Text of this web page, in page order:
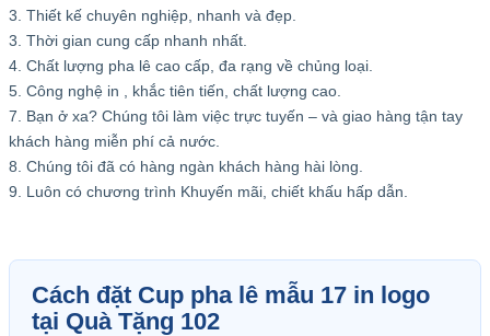
3. Thiết kế chuyên nghiệp, nhanh và đẹp.
3. Thời gian cung cấp nhanh nhất.
4. Chất lượng pha lê cao cấp, đa rạng về chủng loại.
5. Công nghệ in , khắc tiên tiến, chất lượng cao.
7. Bạn ở xa? Chúng tôi làm việc trực tuyến – và giao hàng tận tay
khách hàng miễn phí cả nước.
8. Chúng tôi đã có hàng ngàn khách hàng hài lòng.
9. Luôn có chương trình Khuyến mãi, chiết khấu hấp dẫn.
Cách đặt Cup pha lê mẫu 17 in logo
tại Quà Tặng 102